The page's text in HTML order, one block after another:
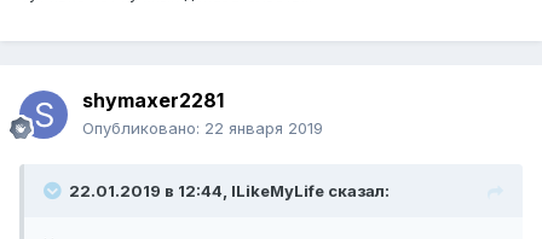
shymaxer2281
Опубликовано: 22 января 2019
22.01.2019 в 12:44, ILikeMyLife сказал: